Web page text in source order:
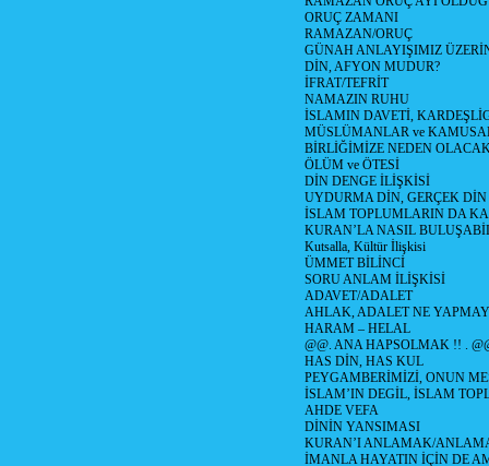
ORUÇ ZAMANI
RAMAZAN/ORUÇ
GÜNAH ANLAYIŞIMIZ
DİN, AFYON MUDUR?
İFRAT/TEFRİT
NAMAZIN RUHU
İSLAMIN DAVETİ,
MÜSLÜMANLAR ve
BİRLİĞİMİZE NEDEN
ÖLÜM ve ÖTESİ
DİN DENGE İLİŞKİSİ
UYDURMA DİN, GERÇEK DİN
İSLAM TOPLUMLARIN DA
KURAN’LA NASIL
Kutsalla, Kültür İlişkisi
ÜMMET BİLİNCİ
SORU ANLAM İLİŞKİSİ
ADAVET/ADALET
AHLAK, ADALET NE
HARAM – HELAL
@@. ANA HAPSOLMAK !! .
HAS DİN, HAS KUL
PEYGAMBERİMİZİ, ONUN
İSLAM’IN DEGİL, İSLAM
AHDE VEFA
DİNİN YANSIMASI
KURAN’I ANLAMAK/
İMANLA HAYATIN İÇİN DE